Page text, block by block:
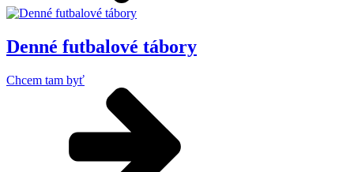
Denné futbalové tábory
Chcem tam byť